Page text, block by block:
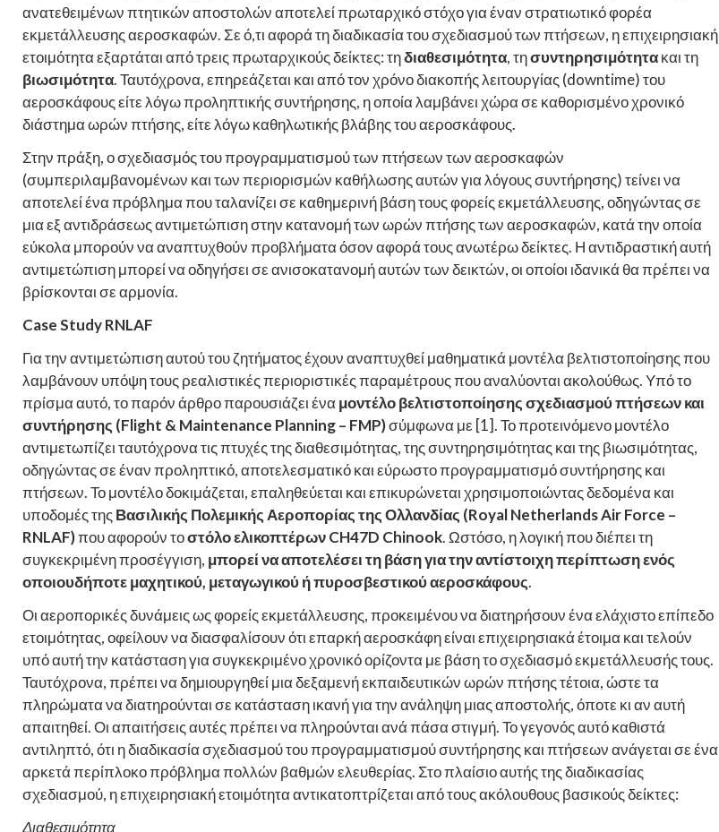
ανατεθειμένων πτητικών αποστολών αποτελεί πρωταρχικό στόχο για έναν στρατιωτικό φορέα
εκμετάλλευσης αεροσκαφών. Σε ό,τι αφορά τη διαδικασία του σχεδιασμού των πτήσεων, η επιχειρησιακή
ετοιμότητα εξαρτάται από τρεις πρωταρχικούς δείκτες: τηδιαθεσιμότητα, τησυντηρησιμότητακαι τη
βιωσιμότητα. Ταυτόχρονα, επηρεάζεται και από τον χρόνο διακοπής λειτουργίας (downtime) του
αεροσκάφους είτε λόγω προληπτικής συντήρησης, η οποία λαμβάνει χώρα σε καθορισμένο χρονικό
διάστημα ωρών πτήσης, είτε λόγω καθηλωτικής βλάβης του αεροσκάφους.
Στην πράξη, ο σχεδιασμός του προγραμματισμού των πτήσεων των αεροσκαφών
(συμπεριλαμβανομένων και των περιορισμών καθήλωσης αυτών για λόγους συντήρησης) τείνει να
αποτελεί ένα πρόβλημα που ταλανίζει σε καθημερινή βάση τους φορείς εκμετάλλευσης, οδηγώντας σε
μια εξ αντιδράσεως αντιμετώπιση στην κατανομή των ωρών πτήσης των αεροσκαφών, κατά την οποία
εύκολα μπορούν να αναπτυχθούν προβλήματα όσον αφορά τους ανωτέρω δείκτες. Η αντιδραστική αυτή
αντιμετώπιση μπορεί να οδηγήσει σε ανισοκατανομή αυτών των δεικτών, οι οποίοι ιδανικά θα πρέπει να
βρίσκονται σε αρμονία.
CaseStudyRNLAF
Για την αντιμετώπιση αυτού του ζητήματος έχουν αναπτυχθεί μαθηματικά μοντέλα βελτιστοποίησης που
λαμβάνουν υπόψη τους ρεαλιστικές περιοριστικές παραμέτρους που αναλύονται ακολούθως. Υπό το
πρίσμα αυτό, το παρόν άρθρο παρουσιάζει έναμοντέλο βελτιστοποίησης σχεδιασμού πτήσεων και
συντήρησης (Flight & Maintenance Planning– FMP)σύμφωνα με [1]. Το προτεινόμενο μοντέλο
αντιμετωπίζει ταυτόχρονα τις πτυχές της διαθεσιμότητας, της συντηρησιμότητας και της βιωσιμότητας,
οδηγώντας σε έναν προληπτικό, αποτελεσματικό και εύρωστο προγραμματισμό συντήρησης και
πτήσεων. Το μοντέλο δοκιμάζεται, επαληθεύεται και επικυρώνεται χρησιμοποιώντας δεδομένα και
υποδομές της Βασιλικής Πολεμικής Αεροπορίας της Ολλανδίας (Royal Netherlands Air Force –
RNLAF)που αφορούν τοστόλο ελικοπτέρων CH47D Chinook. Ωστόσο, η λογική που διέπει τη
συγκεκριμένη προσέγγιση, μπορεί να αποτελέσει τη βάση για την αντίστοιχη περίπτωση ενός
οποιουδήποτε μαχητικού, μεταγωγικού ή πυροσβεστικού αεροσκάφους.
Οι αεροπορικές δυνάμεις ως φορείς εκμετάλλευσης, προκειμένου να διατηρήσουν ένα ελάχιστο επίπεδο
ετοιμότητας, οφείλουν να διασφαλίσουν ότι επαρκή αεροσκάφη είναι επιχειρησιακά έτοιμα και τελούν
υπό αυτή την κατάσταση για συγκεκριμένο χρονικό ορίζοντα με βάση το σχεδιασμό εκμετάλλευσής τους.
Ταυτόχρονα, πρέπει να δημιουργηθεί μια δεξαμενή εκπαιδευτικών ωρών πτήσης τέτοια, ώστε τα
πληρώματα να διατηρούνται σε κατάσταση ικανή για την ανάληψη μιας αποστολής, όποτε κι αν αυτή
απαιτηθεί. Οι απαιτήσεις αυτές πρέπει να πληρούνται ανά πάσα στιγμή. Το γεγονός αυτό καθιστά
αντιληπτό, ότι η διαδικασία σχεδιασμού του προγραμματισμού συντήρησης και πτήσεων ανάγεται σε ένα
αρκετά περίπλοκο πρόβλημα πολλών βαθμών ελευθερίας. Στο πλαίσιο αυτής της διαδικασίας
σχεδιασμού, η επιχειρησιακή ετοιμότητα αντικατοπτρίζεται από τους ακόλουθους βασικούς δείκτες:
Διαθεσιμότητα